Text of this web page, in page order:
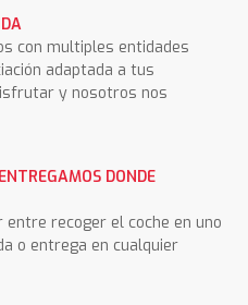
con multiples entidades
adaptada a tus
y nosotros nos
DONDE
recoger el coche en uno
o entrega en cualquier